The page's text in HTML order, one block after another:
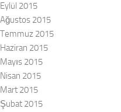
Eylül 2015
Ağustos 2015
Temmuz 2015
Haziran 2015
Mayıs 2015
Nisan 2015
Mart 2015
Şubat 2015